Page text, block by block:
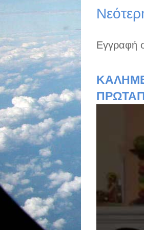
Εγγραφή